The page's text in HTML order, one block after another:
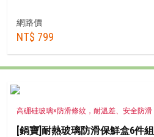
網路價
NT$ 799
高硼硅玻璃×防滑條紋，耐溫差、安全防滑
[鍋寶]耐熱玻璃防滑保鮮盒6件組